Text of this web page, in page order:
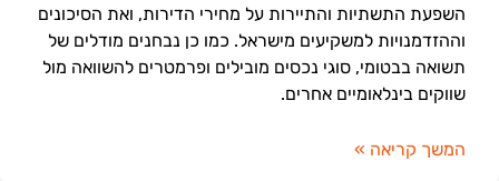
השפעת התשתיות והתיירות על מחירי הדירות, ואת הסיכונים
וההזדמנויות למשקיעים מישראל. כמו כן נבחנים מודלים של
תשואה בבטומי, סוגי נכסים מובילים ופרמטרים להשוואה מול
שווקים בינלאומיים אחרים.
המשך קריאה »